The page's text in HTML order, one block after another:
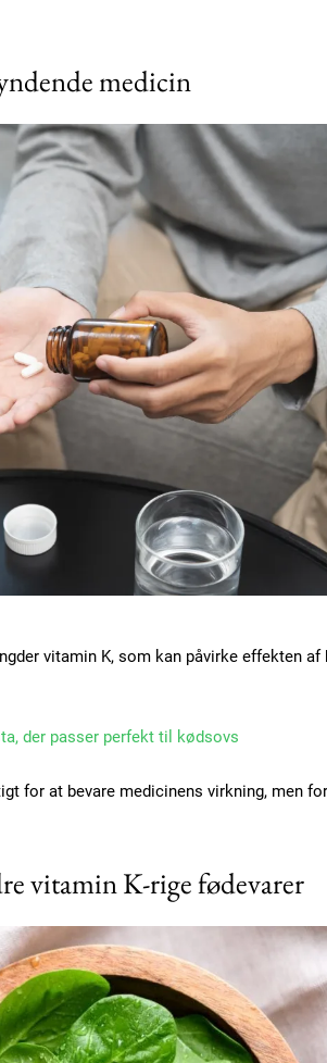
Subscription
medicin
vitamin K, som kan påvirke effekten af
der passer perfekt til kødsovs
for at bevare medicinens virkning, men
vitamin K-rige fødevarer